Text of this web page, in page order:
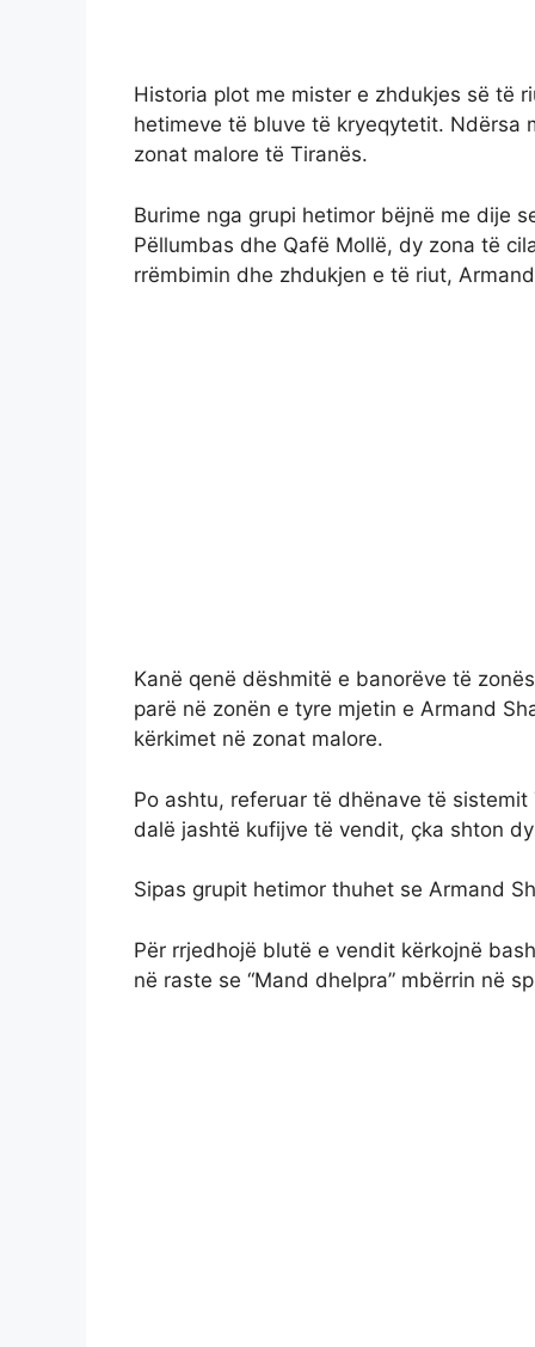
Historia plot me mister e zhdukjes së të
hetimeve të bluve të kryeqytetit. Ndërsa
zonat malore të Tiranës.
Burime nga grupi hetimor bëjnë me dije
Pëllumbas dhe Qafë Mollë, dy zona të
rrëmbimin dhe zhdukjen e të riut,
Kanë qenë dëshmitë e banorëve të
parë në zonën e tyre mjetin e Armand
kërkimet në zonat malore.
Po ashtu, referuar të dhënave të
dalë jashtë kufijve të vendit, çka shton
Sipas grupit hetimor thuhet se Armand
Për rrjedhojë blutë e vendit kërkojnë
në raste se “Mand dhelpra” mbërrin në